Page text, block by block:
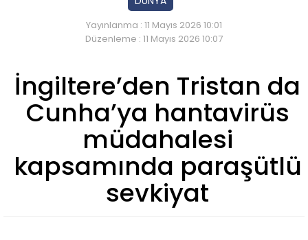
Yayınlanma : 11 Mayıs 2026 10:01
Düzenleme : 11 Mayıs 2026 10:07
İngiltere’den Tristan da
Cunha’ya hantavirüs
müdahalesi
kapsamında paraşütlü
sevkiyat